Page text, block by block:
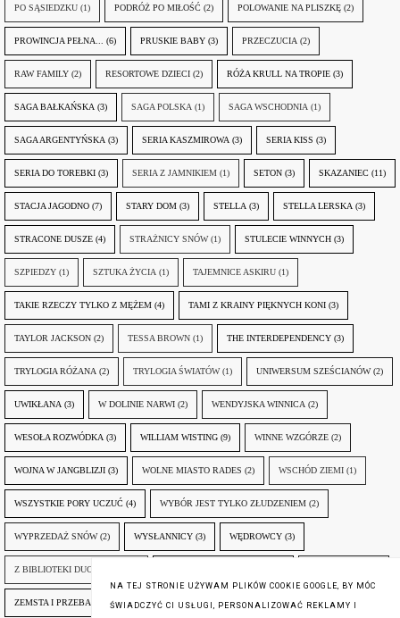
PO SĄSIEDZKU (1) PODRÓŻ PO MIŁOŚĆ (2) POLOWANIE NA PLISZKĘ (2)
PROWINCJA PEŁNA... (6) PRUSKIE BABY (3) PRZECZUCIA (2)
RAW FAMILY (2) RESORTOWE DZIECI (2) RÓŻA KRULL NA TROPIE (3)
SAGA BAŁKAŃSKA (3) SAGA POLSKA (1) SAGA WSCHODNIA (1)
SAGA ARGENTYŃSKA (3) SERIA KASZMIROWA (3) SERIA KISS (3)
SERIA DO TOREBKI (3) SERIA Z JAMNIKIEM (1) SETON (3) SKAZANIEC (11)
STACJA JAGODNO (7) STARY DOM (3) STELLA (3) STELLA LERSKA (3)
STRACONE DUSZE (4) STRAŻNICY SNÓW (1) STULECIE WINNYCH (3)
SZPIEDZY (1) SZTUKA ŻYCIA (1) TAJEMNICE ASKIRU (1)
TAKIE RZECZY TYLKO Z MĘŻEM (4) TAMI Z KRAINY PIĘKNYCH KONI (3)
TAYLOR JACKSON (2) TESSA BROWN (1) THE INTERDEPENDENCY (3)
TRYLOGIA RÓŻANA (2) TRYLOGIA ŚWIATÓW (1) UNIWERSUM SZEŚCIANÓW (2)
UWIKŁANA (3) W DOLINIE NARWI (2) WENDYJSKA WINNICA (2)
WESOŁA ROZWÓDKA (3) WILLIAM WISTING (9) WINNE WZGÓRZE (2)
WOJNA W JANGBLIZJI (3) WOLNE MIASTO RADES (2) WSCHÓD ZIEMI (1)
WSZYSTKIE PORY UCZUĆ (4) WYBÓR JEST TYLKO ZŁUDZENIEM (2)
WYPRZEDAŻ SNÓW (2) WYSŁANNICY (3) WĘDROWCY (3)
Z BIBLIOTEKI DUCHA GÓR
ZEMSTA I PRZEBACZENIE (6) ŚLADY ZBRODNI (3) ŻYCIA W ŻYCIU (3)
NA TEJ STRONIE UŻYWAM PLIKÓW COOKIE GOOGLE, BY MÓC
ŚWIADCZYĆ CI USŁUGI, PERSONALIZOWAĆ REKLAMY I